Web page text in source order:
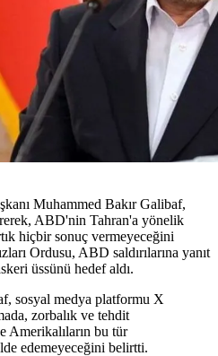
Muhammed Bakır Galibaf,
ABD'nin Tahran'a yönelik
hiçbir sonuç vermeyeceğini
Ordusu, ABD saldırılarına yanıt
üssünü hedef aldı.
sosyal medya platformu X
zorbalık ve tehdit
Amerikalıların bu tür
edemeyeceğini belirtti.